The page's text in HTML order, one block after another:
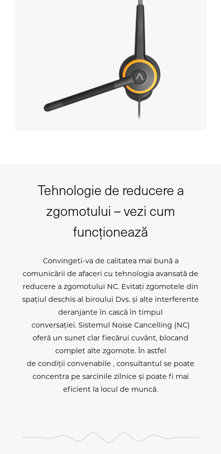
Tehnologie de reducere a
zgomotului – vezi cum
funcționează
Convingeti-va de calitatea mai bună a
comunicării de afaceri cu tehnologia avansată de
reducere a zgomotului NC. Evitați zgomotele din
spațiul deschis al biroului Dvs. și alte interferente
deranjante în cască în timpul
conversației. Sistemul Noise Cancelling (NC)
oferă un sunet clar fiecărui cuvânt, blocand
complet alte zgomote. În astfel
de condiții convenabile , consultantul se poate
concentra pe sarcinile zilnice și poate fi mai
eficient la locul de muncă.